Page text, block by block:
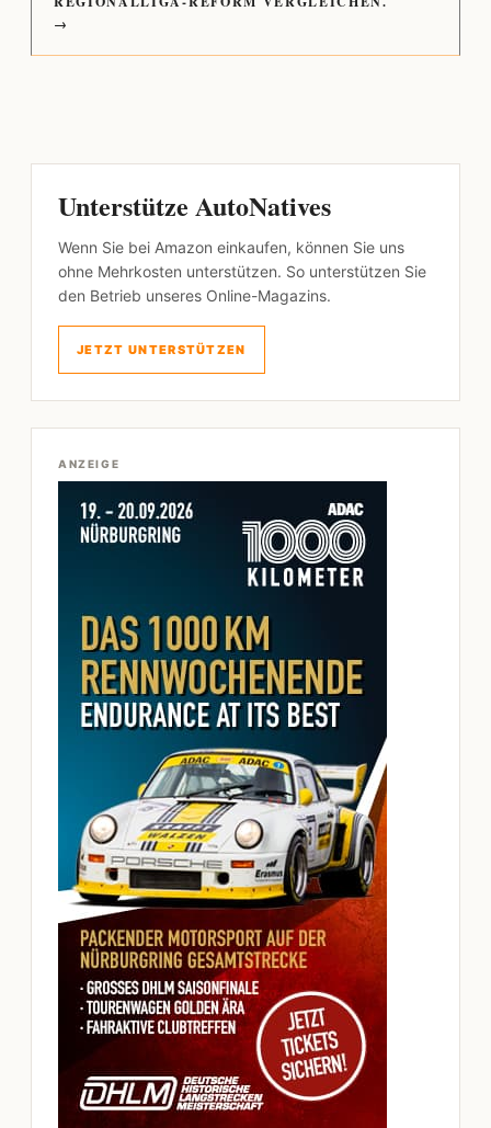
→
Unterstütze AutoNatives
Wenn Sie bei Amazon einkaufen, können Sie uns
ohne Mehrkosten unterstützen. So unterstützen Sie
den Betrieb unseres Online-Magazins.
JETZT UNTERSTÜTZEN
ANZEIGE